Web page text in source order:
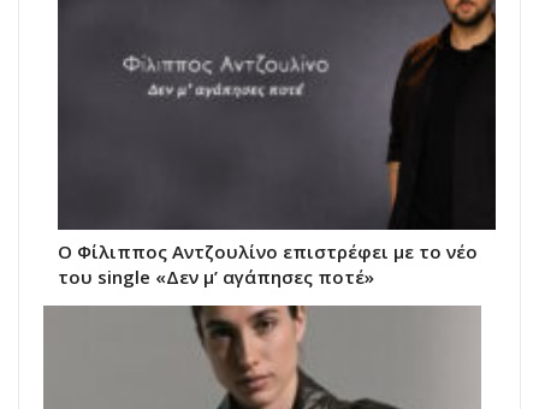
Ο Φίλιππος Αντζουλίνο επιστρέφει με το νέο
του single «Δεν μ’ αγάπησες ποτέ»